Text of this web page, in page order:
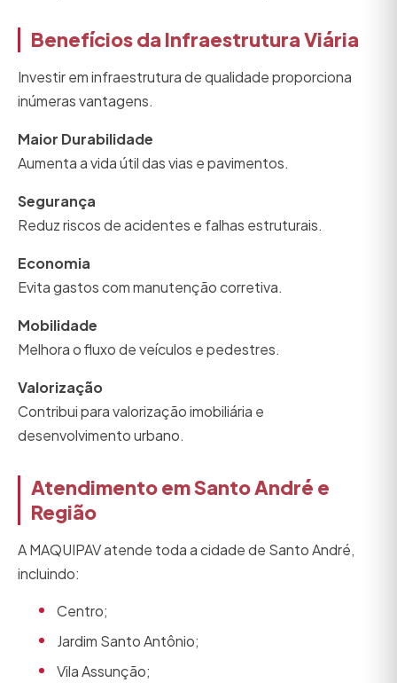
Benefícios da Infraestrutura Viária
Investir em infraestrutura de qualidade proporciona
inúmeras vantagens.
Maior Durabilidade
Aumenta a vida útil das vias e pavimentos.
Segurança
Reduz riscos de acidentes e falhas estruturais.
Economia
Evita gastos com manutenção corretiva.
Mobilidade
Melhora o fluxo de veículos e pedestres.
Valorização
Contribui para valorização imobiliária e
desenvolvimento urbano.
Atendimento em Santo André e
Região
A MAQUIPAV atende toda a cidade de Santo André,
incluindo:
Centro;
Jardim Santo Antônio;
Vila Assunção;